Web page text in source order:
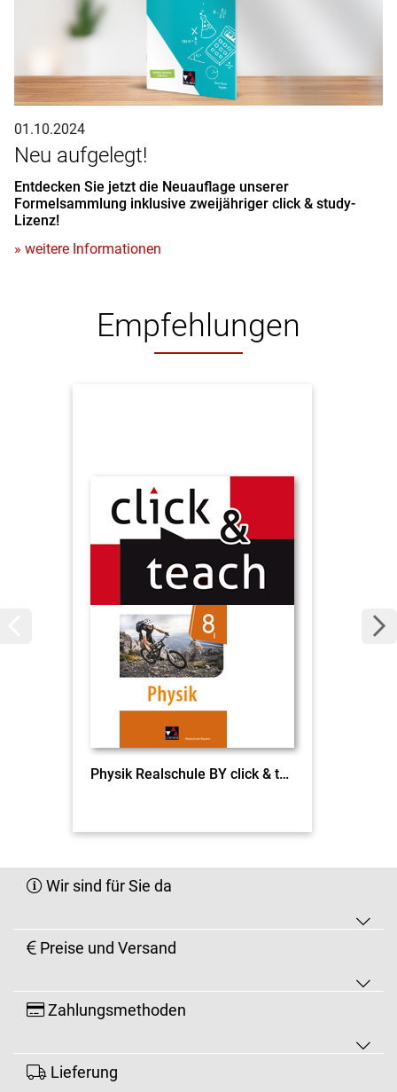
01.10.2024
Neu aufgelegt!
Entdecken Sie jetzt die Neuauflage unserer
Formelsammlung inklusive zweijähriger click & study-
Lizenz!
» weitere Informationen
Empfehlungen
Physik Realschule BY click & teach 8 I EL
Wir sind für Sie da
Preise und Versand
Zahlungsmethoden
Lieferung